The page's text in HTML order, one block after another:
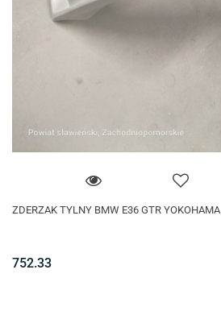
ZDERZAK TYLNY BMW E36 GTR YOKOHAMA
752.33